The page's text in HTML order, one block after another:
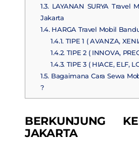
1.3.LAYANAN SURYA Travel
Jakarta
1.4.HARGA Travel Mobil
1.4.1. TIPE 1 ( AVANZA,
1.4.2. TIPE 2 ( INNOVA,
1.4.3. TIPE 3 ( HIACE, ELF,
1.5.Bagaimana Cara Sewa
?
BERKUNJUNG
JAKARTA